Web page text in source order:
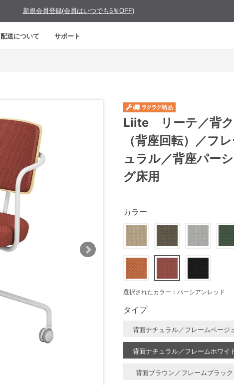
新規会員登録(会員はいつでも5％OFF)
配送について サポート
Liite リーテ／背ク
（背座回転）／フ
ュラル／背座パー
グ床用
カラー
選択されたカラー：パーシアンレッド
タイプ
背面ナチュラル／フレームベージュ
背面ナチュラル／フレームホワイ
背面ブラウン／フレームブラック